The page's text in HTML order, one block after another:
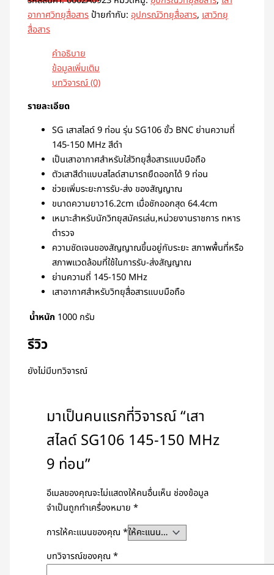
อากาศวิทยุสื่อสาร ป้ายกำกับ:อุปกรณ์วิทยุสื่อสาร,เสาวิทยุ
สื่อสาร
คำอธิบาย
ข้อมูลเพิ่มเติม
บทวิจารณ์ (0)
รายละเอียด
SG เสาสไลด์ 9 ท่อน รุ่น SG106 ขั้ว BNC ย่านความถี่
145-150 MHz สีดำ
เป็นเสาอากาศสำหรับใส่วิทยุสื่อสารแบบมือถือ
ตัวเสาสีดำแบบสไลด์สามารถยืดออกได้ 9 ท่อน
ช่วยเพิ่มระยะการรับ-ส่ง ของสัญญาณ
ขนาดความยาว16.2cm เมื่อชักออกสุด 64.4cm
เหมาะสำหรับนักวิทยุสมัครเล่น,หน่วยงานราชการ ทหาร
ตำรวจ
ความชัดเจนของสัญญาณขึ้นอยู่กับระยะ สภาพพื้นที่หรือ
สภาพแวดล้อมที่ใช้ในการรับ-ส่งสัญญาณ
ย่านความถี่ 145-150 MHz
เสาอากาศสำหรับวิทยุสื่อสารแบบมือถือ
น้ำหนัก 1000 กรัม
รีวิว
ยังไม่มีบทวิจารณ์
มาเป็นคนแรกที่วิจารณ์ “เสา
สไลด์ SG106 145-150 MHz
9 ท่อน”
อีเมลของคุณจะไม่แสดงให้คนอื่นเห็น ช่องข้อมูล
จำเป็นถูกทำเครื่องหมาย*
การให้คะแนนของคุณ*
บทวิจารณ์ของคุณ*